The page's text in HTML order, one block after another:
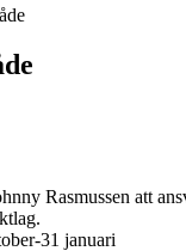
Rasmussen att
31 januari